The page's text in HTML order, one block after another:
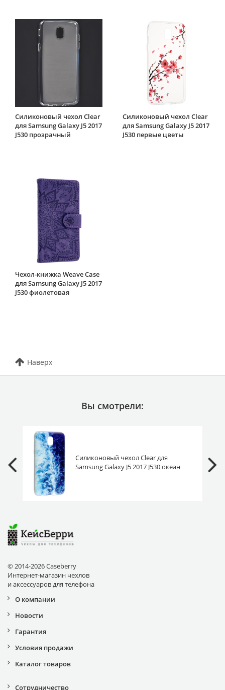
Силиконовый чехол Clear
для Samsung Galaxy J5 2017
J530 прозрачный
Силиконовый чехол Clear
для Samsung Galaxy J5 2017
J530 первые цветы
Чехол-книжка Weave Case
для Samsung Galaxy J5 2017
J530 фиолетовая
Наверх
Вы смотрели:
Силиконовый чехол Clear для
Samsung Galaxy J5 2017 J530 океан
© 2014-2026 Caseberry
Интернет-магазин чехлов
и аксессуаров для телефона
О компании
Новости
Гарантия
Условия продажи
Каталог товаров
Сотрудничество